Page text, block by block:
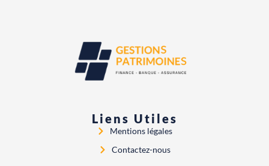
Liens Utiles
Mentions légales
Contactez-nous